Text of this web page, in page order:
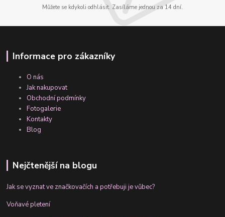
Můžete se kdykoli odhlásit. Zasíláme jednou za 14 dní.
Informace pro zákazníky
O nás
Jak nakupovat
Obchodní podmínky
Fotogalerie
Kontakty
Blog
Nejčtenější na blogu
Jak se vyznat ve značkovačích a potřebuji je vůbec?
Voňavé pletení